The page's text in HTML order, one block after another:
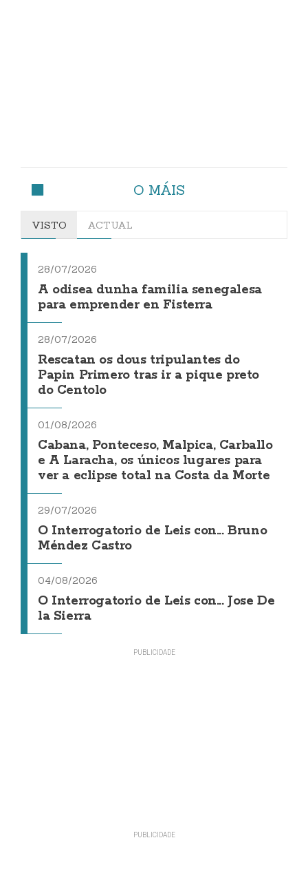
O MÁIS
VISTO ACTUAL
28/07/2026
A odisea dunha familia senegalesa
para emprender en Fisterra
28/07/2026
Rescatan os dous tripulantes do
Papin Primero tras ir a pique preto
do Centolo
01/08/2026
Cabana, Ponteceso, Malpica, Carballo
e A Laracha, os únicos lugares para
ver a eclipse total na Costa da Morte
29/07/2026
O Interrogatorio de Leis con... Bruno
Méndez Castro
04/08/2026
O Interrogatorio de Leis con... Jose De
la Sierra